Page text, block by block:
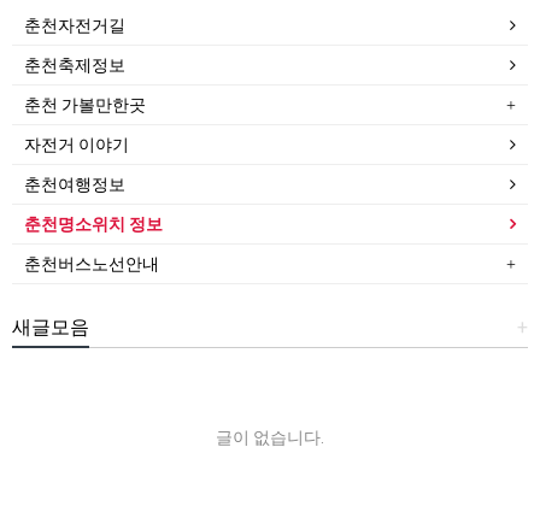
춘천자전거길
춘천축제정보
춘천 가볼만한곳
자전거 이야기
춘천여행정보
춘천명소위치 정보
춘천버스노선안내
+
새글모음
글이 없습니다.